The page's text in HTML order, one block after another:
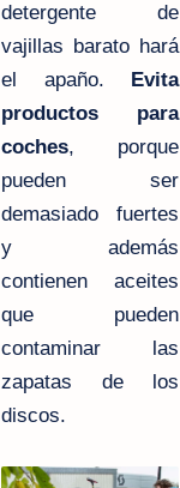
detergente de
vajillas barato hará
el apaño.
Evita
productos para
coches, porque
pueden ser
demasiado fuertes
y además
contienen aceites
que pueden
contaminar las
zapatas de los
discos.